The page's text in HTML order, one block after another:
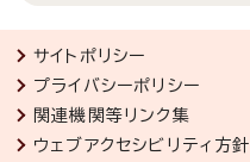
サイトポリシー
プライバシーポリシー
関連機関等リンク集
ウェブアクセシビリティ方針